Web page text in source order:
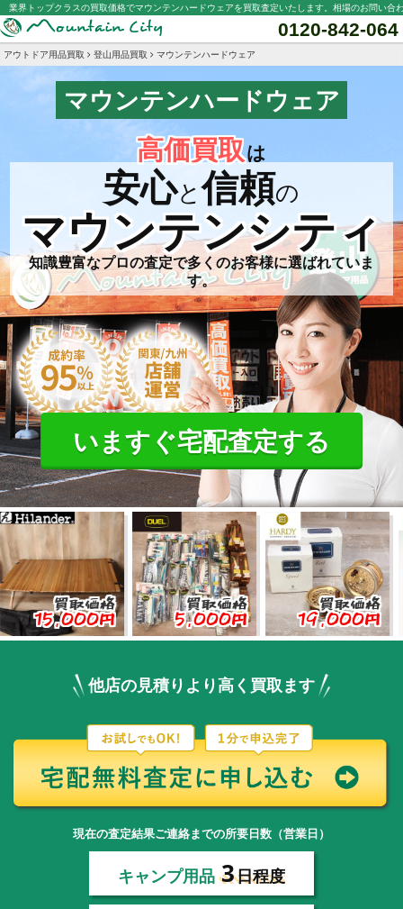
業界トップクラスの買取価格でマウンテンハードウェアを買取査定いたします。相場のお問い合
0120-842-064
アウトドア用品買取 登山用品買取 マウンテンハードウェア
マウンテンハードウェア
高価買取は
安心と信頼の
マウンテンシティ
知識豊富なプロの査定で多くのお客様に選ばれていま
す。
いますぐ宅配査定する
取価格
円
買取価格
5,000円
買取価格
19,000円
他店の見積りより高く買取ます
現在の査定結果ご連絡までの所要日数（営業日）
キャンプ用品 3日程度